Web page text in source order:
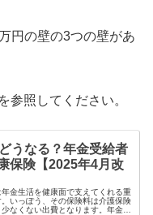
円の壁の3つの壁があ
参照してください。
うなる？年金受給者
保険【2025年4月改
金生活を健康面で支えてくれる重
いっぽう、その保険料は介護保険
なくない出費となります。年金生